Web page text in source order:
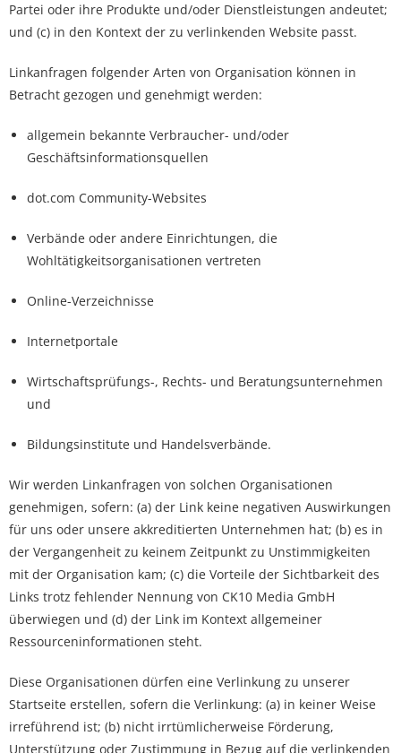
Partei oder ihre Produkte und/oder Dienstleistungen andeutet;
und (c) in den Kontext der zu verlinkenden Website passt.
Linkanfragen folgender Arten von Organisation können in
Betracht gezogen und genehmigt werden:
allgemein bekannte Verbraucher- und/oder
Geschäftsinformationsquellen
dot.com Community-Websites
Verbände oder andere Einrichtungen, die
Wohltätigkeitsorganisationen vertreten
Online-Verzeichnisse
Internetportale
Wirtschaftsprüfungs-, Rechts- und Beratungsunternehmen
und
Bildungsinstitute und Handelsverbände.
Wir werden Linkanfragen von solchen Organisationen
genehmigen, sofern: (a) der Link keine negativen Auswirkungen
für uns oder unsere akkreditierten Unternehmen hat; (b) es in
der Vergangenheit zu keinem Zeitpunkt zu Unstimmigkeiten
mit der Organisation kam; (c) die Vorteile der Sichtbarkeit des
Links trotz fehlender Nennung von CK10 Media GmbH
überwiegen und (d) der Link im Kontext allgemeiner
Ressourceninformationen steht.
Diese Organisationen dürfen eine Verlinkung zu unserer
Startseite erstellen, sofern die Verlinkung: (a) in keiner Weise
irreführend ist; (b) nicht irrtümlicherweise Förderung,
Unterstützung oder Zustimmung in Bezug auf die verlinkenden